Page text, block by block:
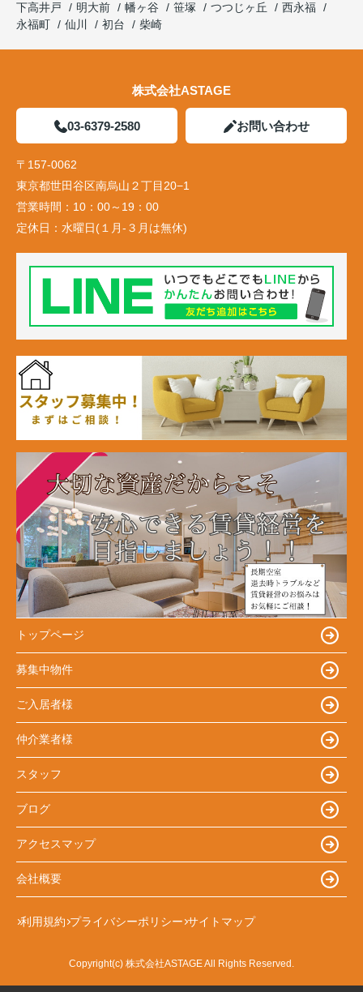
下高井戸
明大前 幡ヶ谷 笹塚 つつじヶ丘
西永福
永福町
仙川 初台 柴崎
株式会社ASTAGE
03-6379-2580 お問い合わせ
〒157-0062
東京都世田谷区南烏山２丁目20−1
営業時間： 10：00～19：00
定休日： 水曜日(１月-３月は無休)
トップページ
募集中物件
ご入居者様
仲介業者様
スタッフ
ブログ
アクセスマップ
会社概要
利用規約 プライバシーポリシー サイトマップ
Copyright(c) 株式会社ASTAGE All Rights Reserved.